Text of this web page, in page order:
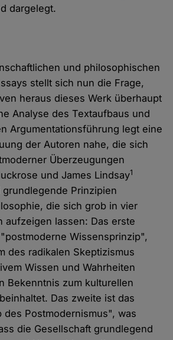
dargelegt.
und philosophischen
stellt sich nun die Frage,
heraus dieses Werk überhaupt
Analyse des Textaufbaus und
Argumentationsführung legt eine
der Autoren nahe, die sich
Überzeugungen
und James Lindsay1
Prinzipien
die sich grob in vier
aufzeigen lassen: Das erste
Wissensprinzip",
des radikalen Skeptizismus
Wissen und Wahrheiten
Bekenntnis zum kulturellen
Das zweite ist das
Postmodernismus", was
die Gesellschaft grundlegend